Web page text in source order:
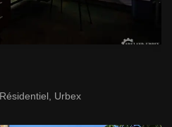
Résidentiel Urbex